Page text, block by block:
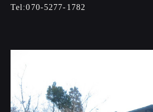
070-5277-1782